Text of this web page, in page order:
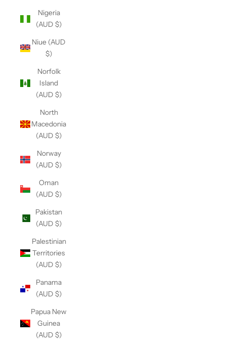
Nigeria
(AUD $)
Niue (AUD
$)
Norfolk
Island
(AUD $)
North
Macedonia
(AUD $)
Norway
(AUD $)
Oman
(AUD $)
Pakistan
(AUD $)
Palestinian
Territories
(AUD $)
Panama
(AUD $)
Papua New
Guinea
(AUD $)